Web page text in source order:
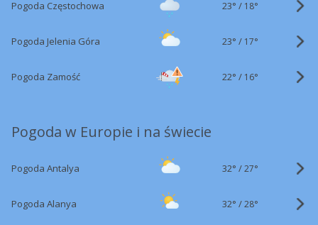
Pogoda Częstochowa 23° / 18°
Pogoda Jelenia Góra 23° / 17°
Pogoda Zamość 22° / 16°
Pogoda w Europie i na świecie
Pogoda Antalya 32° /27°
Pogoda Alanya 32° /28°